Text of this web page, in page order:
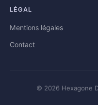
LÉGAL
Mentions légales
Contact
© 2026 Hexagone